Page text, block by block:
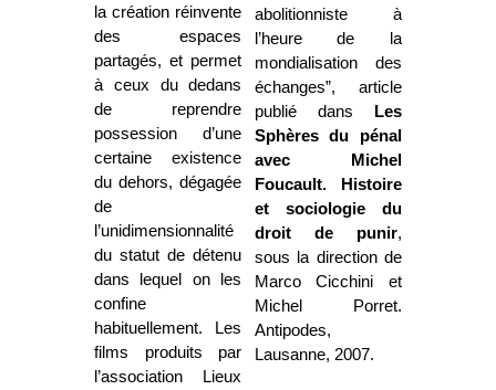
la création réinvente
des espaces
partagés, et permet
à ceux du dedans
de reprendre
possession d’une
certaine existence
du dehors, dégagée
de
l’unidimensionnalité
du statut de détenu
dans lequel on les
confine
habituellement. Les
films produits par
l’association Lieux
abolitionniste à
l’heure de la
mondialisation des
échanges”, article
publié dans
Les
Sphères du pénal
avec Michel
Foucault. Histoire
et sociologie du
droit de punir,
sous la direction de
Marco Cicchini et
Michel Porret.
Antipodes,
Lausanne, 2007.